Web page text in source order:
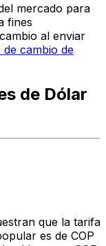
mercado para
fines
al enviar
cambio de
de Dólar
que la tarifa
es de COP